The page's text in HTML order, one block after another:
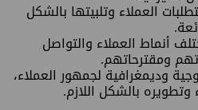
العملاء وتلبيتها بالشكل
أنماط العملاء والتواصل
ومقترحاتهم.
وديمغرافية لجمهور العملاء،
بالشكل اللازم.